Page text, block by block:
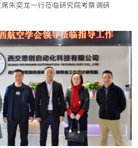
朱奕龙一行莅临研究院考察调研